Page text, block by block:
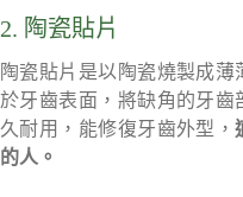
2. 陶瓷貼片
陶瓷貼片是以陶瓷燒製成
於牙齒表面，將缺角的牙
久耐用，能修復牙齒外型，
的人。